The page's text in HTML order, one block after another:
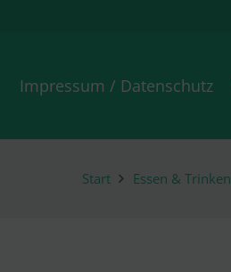
Impressum / Datenschutz
Start Essen & Trinken